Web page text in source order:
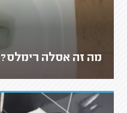
מה זה אסלה רימלס?